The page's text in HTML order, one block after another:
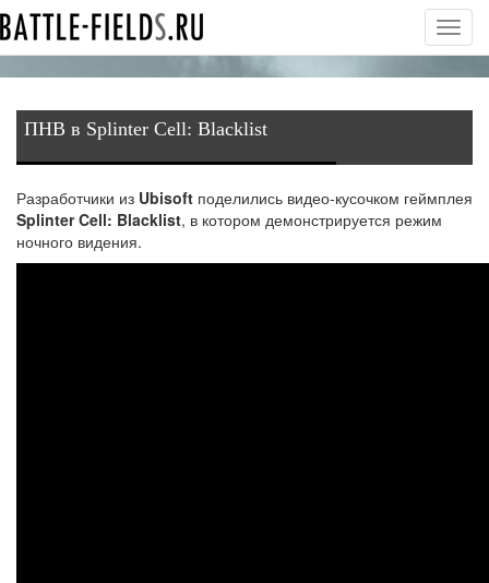
ПНВ в Splinter Cell: Blacklist
Разработчики из Ubisoft поделились видео-кусочком геймплея
Splinter Cell: Blacklist, в котором демонстрируется режим
ночного видения.